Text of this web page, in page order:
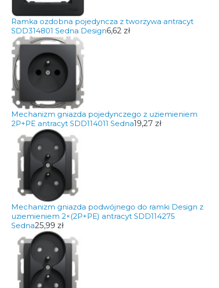
Ramka ozdobna pojedyncza z tworzywa antracyt
SDD314801 Sedna Design6,62 zł
Mechanizm gniazda pojedynczego z uziemieniem
2P+PE antracyt SDD114011 Sedna19,27 zł
Mechanizm gniazda podwójnego do ramki Design z
uziemieniem 2×(2P+PE) antracyt SDD114275
Sedna25,99 zł